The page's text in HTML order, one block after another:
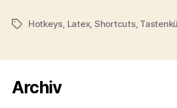
Schlagwörter
Hotkeys Latex, Shortcuts,
Archiv